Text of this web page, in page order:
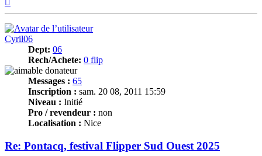
Cyril06
Dept: 06
Rech/Achete: 0 flip
Messages : 65
Inscription : sam. 20 08, 2011 15:59
Niveau : Initié
Pro / revendeur : non
Localisation : Nice
Re: Pontacq, festival Flipper Sud Ouest 2025